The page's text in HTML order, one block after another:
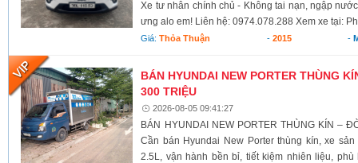
Xe tư nhân chính chủ - Không tai nạn, ngập
ưng alo em! Liên hệ: 0974.078.288 Xem xe tại:
Giá:Thỏa Thuận - 2015 -
BÁN HYUNDAI NEW PORTER THÙNG
300 TRIỆU
2026-08-05 09:41:27
BÁN HYUNDAI NEW PORTER THÙNG KÍN –
Cần bán Hyundai New Porter thùng kín, xe
2.5L, vận hành bền bỉ, tiết kiệm nhiên liệu,